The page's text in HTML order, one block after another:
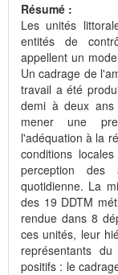
Résumé :
Les unités
entités de
appellent un
Un cadrage de
travail a été
demi à deux
mener une
l'adéquation à la
conditions
perception des
quotidienne. La
des 19 DDTM
rendue dans 8
ces unités, leur
représentants
positifs : le